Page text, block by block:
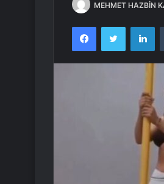
MEHMET HAZBİN
FacebookTwitter